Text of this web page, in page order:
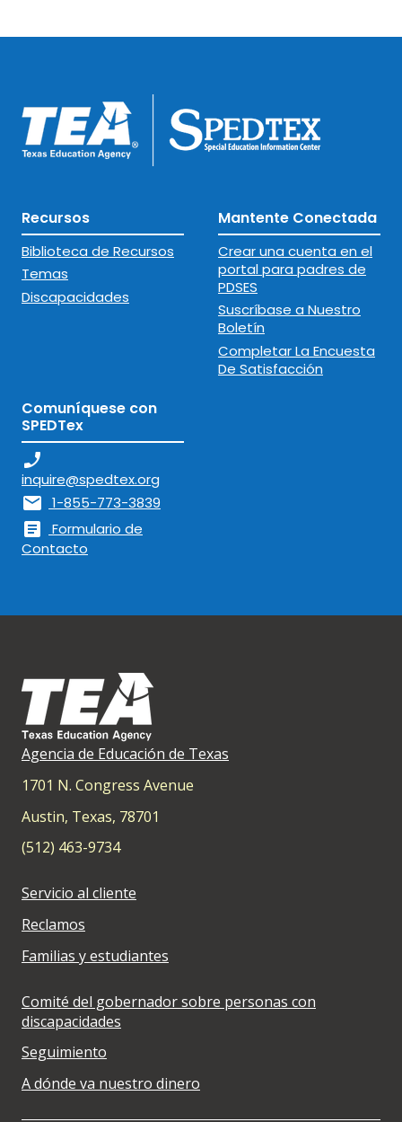
Recursos
Biblioteca de Recursos
Temas
Discapacidades
Mantente Conectada
Crear una cuenta en el
portal para padres de
PDSES
Suscríbase a Nuestro
Boletín
Completar La Encuesta
De Satisfacción
Comuníquese con
SPEDTex
phone_enabled
inquire@spedtex.org
mail 1-855-773-3839
article
Formulario de
Contacto
Agencia de Educación de Texas
1701 N. Congress Avenue
Austin, Texas, 78701
(512) 463-9734
Servicio al cliente
Reclamos
Familias y estudiantes
Comité del gobernador sobre personas con
discapacidades
Seguimiento
A dónde va nuestro dinero